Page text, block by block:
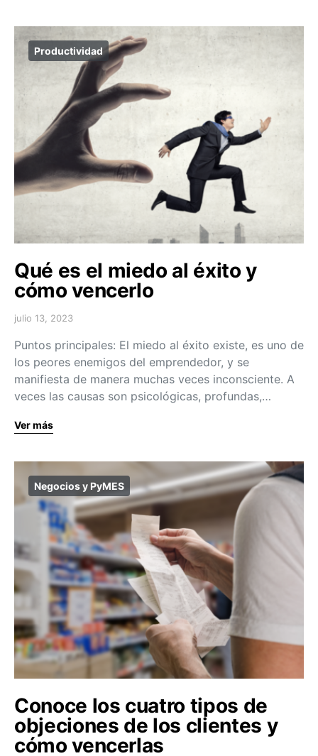
Productividad
Qué es el miedo al éxito y
cómo vencerlo
julio 13, 2023
Puntos principales: El miedo al éxito existe, es uno de
los peores enemigos del emprendedor, y se
manifiesta de manera muchas veces inconsciente. A
veces las causas son psicológicas, profundas,…
Ver más
Negocios y PyMES
Conoce los cuatro tipos de
objeciones de los clientes y
cómo vencerlas